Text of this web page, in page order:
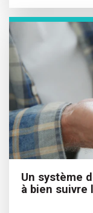
Un système
à bien